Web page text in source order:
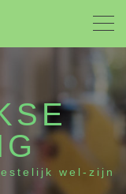
wel-zijn